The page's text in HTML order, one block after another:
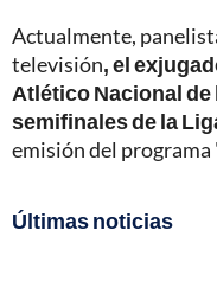
Actualmente,
televisión, el
Atlético Nacional
semifinales de la
emisión del programa
Últimas noticias